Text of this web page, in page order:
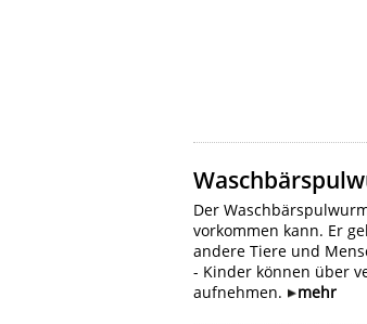
Der
vorkommen kann. Er
andere Tiere und
- Kinder können über
aufnehmen.
mehr